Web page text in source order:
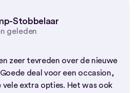
Stobbelaar
geleden
zeer tevreden over de nieuwe
deal voor een occasion,
vele extra opties. Het was ook